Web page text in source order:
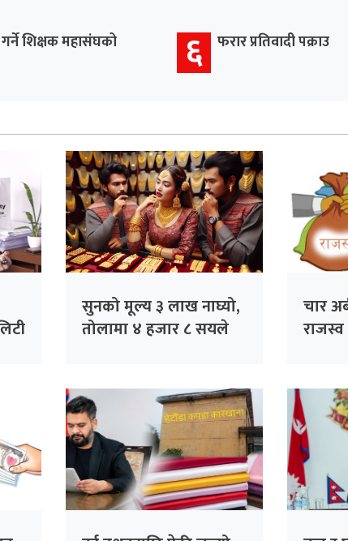
शिक्षक महासंघको
६ फरार प्रतिवादी पक्राउ
सुनको मूल्य ३ लाख नाघ्यो,
तोलामा ४ हजार ८ सयले
चार